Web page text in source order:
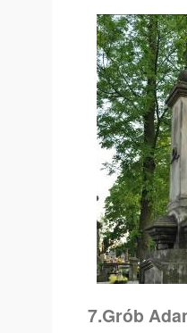
7.Grób